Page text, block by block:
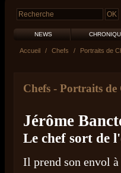
NEWS
Accueil / Chefs / Portraits de
Chefs - Portraits de
Jérôme
Le chef sort de
Il prend son envol à